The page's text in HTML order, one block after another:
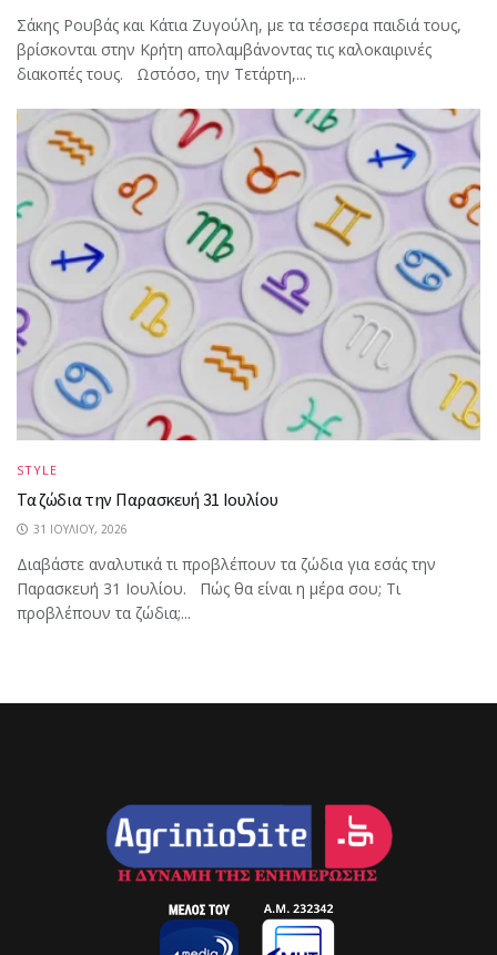
Σάκης Ρουβάς και Κάτια Ζυγούλη, με τα τέσσερα παιδιά τους,
βρίσκονται στην Κρήτη απολαμβάνοντας τις καλοκαιρινές
διακοπές τους. Ωστόσο, την Τετάρτη,...
STYLE
Τα ζώδια την Παρασκευή 31 Ιουλίου
31 ΙΟΥΛΊΟΥ, 2026
Διαβάστε αναλυτικά τι προβλέπουν τα ζώδια για εσάς την
Παρασκευή 31 Ιουλίου. Πώς θα είναι η μέρα σου; Τι
προβλέπουν τα ζώδια;...